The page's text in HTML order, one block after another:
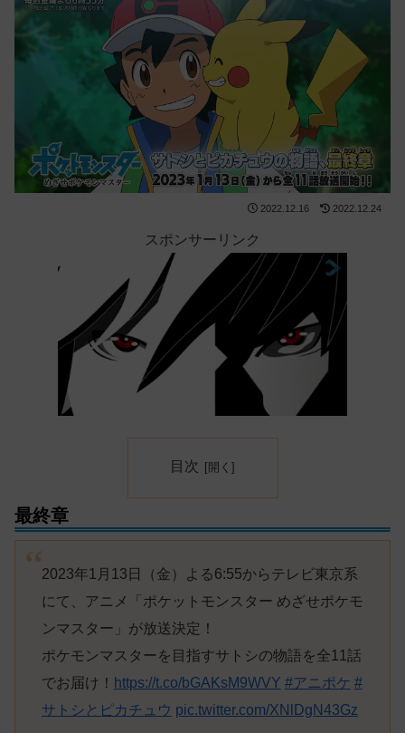
2022.12.16 2022.12.24
スポンサーリンク
目次
最終章
2023年1月13日（金）よる6:55からテレビ東京系
にて、アニメ「ポケットモンスター めざせポケモ
ンマスター」が放送決定！
ポケモンマスターを目指すサトシの物語を全11話
でお届け！ https://t.co/bGAKsM9WVY #アニポケ #
サトシとピカチュウ pic.twitter.com/XNlDgN43Gz